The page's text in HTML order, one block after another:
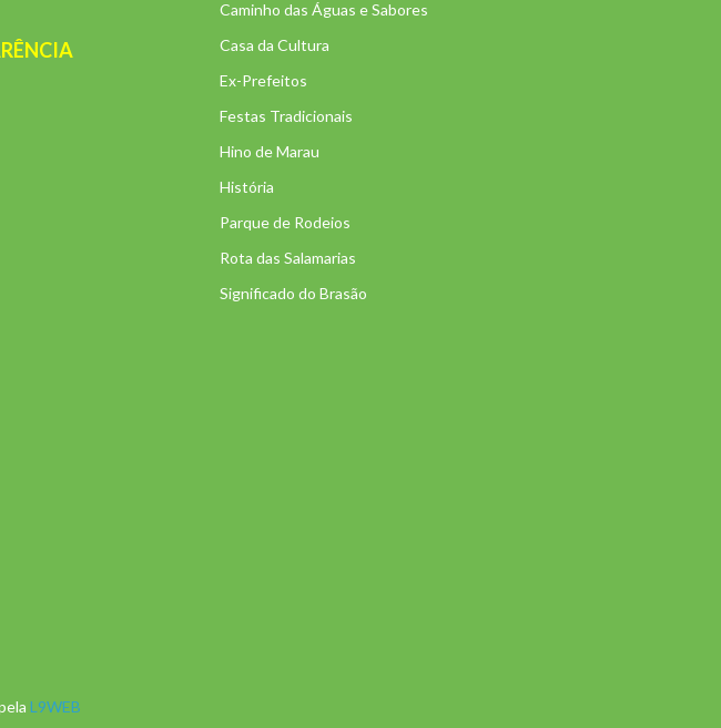
Caminho das Águas e Sabores
Casa da Cultura
Ex-Prefeitos
Festas Tradicionais
Hino de Marau
História
Parque de Rodeios
Rota das Salamarias
Significado do Brasão
L9WEB